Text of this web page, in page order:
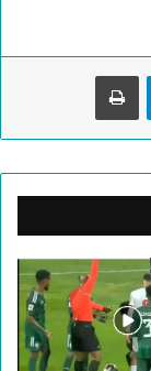
تيلقرام طباعة